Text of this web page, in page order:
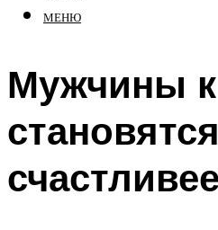
МЕНЮ
Мужчины
становятся